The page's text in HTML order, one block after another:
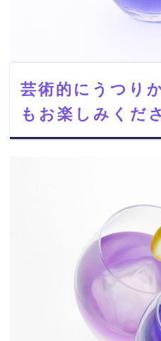
芸術的にうつり
もお楽しみくだ